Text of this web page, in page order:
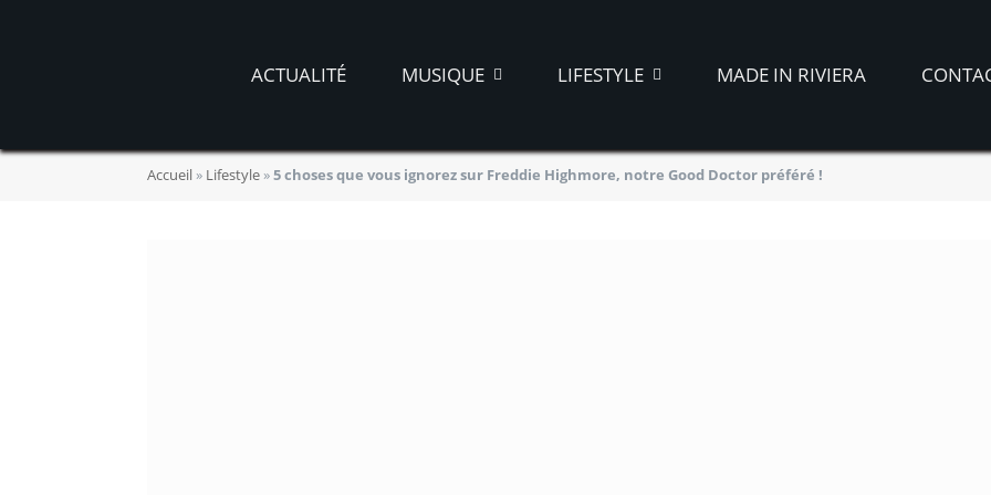
ACTUALITÉ MUSIQUE LIFESTYLE MADE IN RIVIERA
Accueil » Lifestyle »5 choses que vous ignorez sur Freddie Highmore, notre Good Doctor préféré !